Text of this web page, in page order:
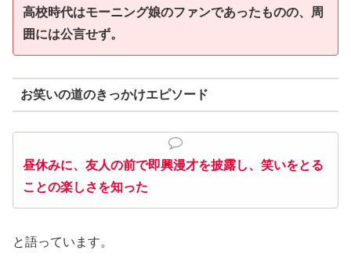
高校時代はモーニング娘のファンであったものの、周
囲には公言せず。
お笑いの道のきっかけエピソード
昼休みに、友人の前で即興漫才を披露し、笑いをとる
ことの楽しさを知った
と語っています。